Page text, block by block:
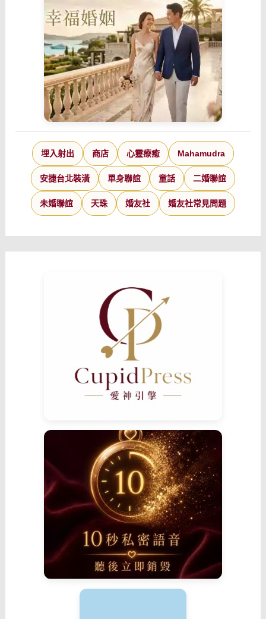
埋入射出 商店 心靈療癒 Mahamudra
安捷台北裝潢 單身聯誼 童話 二婚聯誼
未婚聯誼 天珠 婚友社 婚友社常見問題